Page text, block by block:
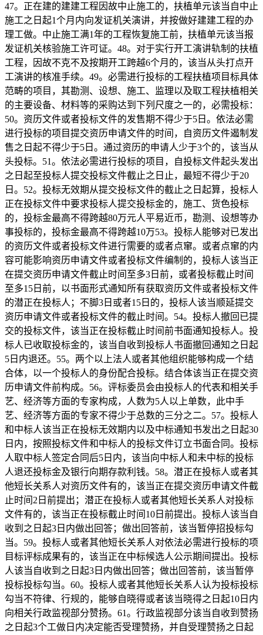
47。正在建的建建工程因故中止施工的，扶植单元该当自中止
施工之日起1个月内向发证机关演讲，并按做好建建工程的办
理工做。中止施工满1年的工程恢复施工前，扶植单元该当报
发证机关核验施工许可证。48。对于实行开工演讲轨制的扶植
工程，因故不克不及按期开工跨越6个月的，该当从头打点开
工演讲的核准手续。49。必需进行投标的工程扶植项目标具体
范畴的项目，其勘测、设想、施工、监理以及取工程扶植相关
的主要设备、材料等的采购达到下列尺度之一的，必需投标：
50。资历文件或者投标文件的发售期不得少于5日。依法必需
进行投标的项目提交资历申请文件的时间，自资历文件遏制发
售之日起不得少于5日。通过资历的申请人少于3个的，该当从
头投标。51。依法必需进行投标的项目，自投标文件起头发出
之日起至投标人提交投标文件截止之日止，最短不得少于20
日。52。投标无效期从提交投标文件的截止之日起算，投标人
正在投标文件中要求投标人提交投标金的，施工、货色投标
的，投标金最高不得跨越80万元人平易近币，勘测、设想等办
事投标的，投标金最高不得跨越10万53。投标人能够对已发出
的资历文件或者投标文件进行需要的或者点窜。或者点窜的内
容可能影响资历申请文件或者投标文件编制的，投标人该当正
在提交资历申请文件截止时间至多3日前，或者投标截止时间
至多15日前，以书面形式通知所有获取资历文件或者投标文件
的潜正在投标人；不脚3日或者15日的，投标人该当顺延提交
资历申请文件或者投标文件的截止时间。54。投标人撤回已提
交的投标文件，该当正在投标截止时间前书面通知投标人。投
标人已收取投标金的，该当自收到投标人书面撤回通知之日起
5日内退还。55。两个以上法人或者其他组织能够构成一个结
合体，以一个投标人的身份配合投标。结合体该当正在提交资
历申请文件前构成。56。评标委员会由投标人的代表和相关手
艺、经济等方面的专家构成，人数为5人以上单数，此中手
艺、经济等方面的专家不得少于总数的三分之二。57。投标人
和中标人该当正在投标无效期内以及中标通知书发出之日起30
日内，按照投标文件和中标人的投标文件订立书面合同。投标
人取中标人签定合同后5日内，该当向中标人和未中标的投标
人退还投标金及银行向期存款利钱。58。潜正在投标人或者其
他短长关系人对资历文件有的，该当正在提交资历申请文件截
止时间2日前提出；潜正在投标人或者其他短长关系人对投标
文件有的，该当正在投标截止时间10日前提出。投标人该当自
收到之日起3日内做出回答；做出回答前，该当暂停招投标勾
当。59。投标人或者其他短长关系人对依法必需进行投标的项
目标评标成果有的，该当正在中标候选人公示期间提出。投标
人该当自收到之日起3日内做出回答；做出回答前，该当暂停
投标投标勾当。60。投标人或者其他短长关系人认为投标投标
勾当不符律、行规的，能够自晓得或者该当晓得之日起10日内
向相关行政监视部分赞扬。61。行政监视部分该当自收到赞扬
之日起3个工做日内决定能否受理赞扬，并自受理赞扬之日起